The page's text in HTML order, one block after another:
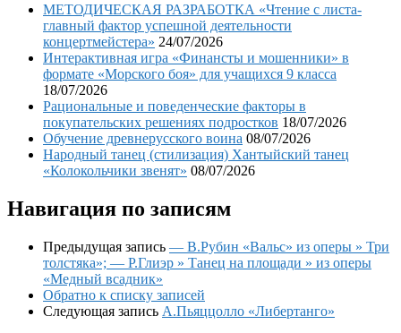
МЕТОДИЧЕСКАЯ РАЗРАБОТКА «Чтение с листа-
главный фактор успешной деятельности
концертмейстера» 24/07/2026
Интерактивная игра «Финансты и мошенники» в
формате «Морского боя» для учащихся 9 класса
18/07/2026
Рациональные и поведенческие факторы в
покупательских решениях подростков 18/07/2026
Обучение древнерусского воина 08/07/2026
Народный танец (стилизация) Хантыйский танец
«Колокольчики звенят» 08/07/2026
Навигация по записям
Предыдущая запись — В.Рубин «Вальс» из оперы » Три
толстяка»; — Р.Глиэр » Танец на площади » из оперы
«Медный всадник»
Обратно к списку записей
Следующая запись А.Пьяццолло «Либертанго»